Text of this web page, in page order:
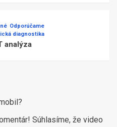
Odporúčame
diagnostika
analýza
Súhlasíme, že video